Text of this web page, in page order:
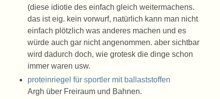
(diese idiotie des einfach gleich weitermachens.
das ist eig. kein vorwurf, natürlich kann man nicht
einfach plötzlich was anderes machen und es
würde auch gar nicht angenommen. aber sichtbar
wird dadurch doch, wie grotesk die dinge schon
immer waren usw.
proteinriegel für sportler mit ballaststoffen
Argh über Freiraum und Bahnen.